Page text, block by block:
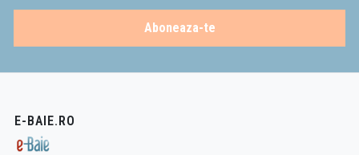
Aboneaza-te
E-BAIE.RO